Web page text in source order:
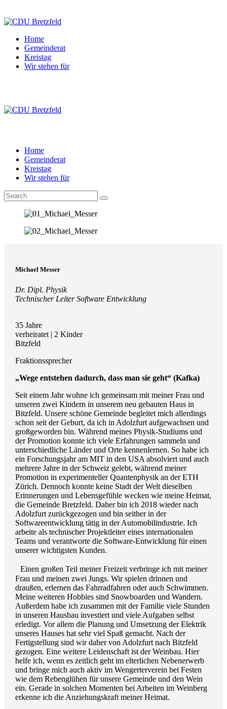
Home
Gemeinderat
Kreistag
Wir stehen für
Home
Gemeinderat
Kreistag
Wir stehen für
Michael Messer
Dr. Dipl. Physik
Technischer Leiter Software Entwicklung
35 Jahre
verheiratet | 2 Kinder
Bitzfeld
Fraktionssprecher
„Wege entstehen dadurch, dass man sie geht“ (Kafka)
Seit einem Jahr wohne ich gemeinsam mit meiner Frau und
unseren zwei Kindern in unserem neu gebauten Haus in
Bitzfeld. Unsere schöne Gemeinde begleitet mich allerdings
schon seit der Geburt, da ich in Adolzfurt aufgewachsen und
großgeworden bin. Während meines Physik-Studiums und
der Promotion konnte ich viele Erfahrungen sammeln und
unterschiedliche Länder und Orte kennenlernen. So habe ich
ein Forschungsjahr am MIT in den USA absolviert und auch
mehrere Jahre in der Schweiz gelebt, während meiner
Promotion in experimenteller Quantenphysik an der ETH
Zürich. Dennoch konnte keine Stadt der Welt dieselben
Erinnerungen und Lebensgefühle wecken wie meine Heimat,
die Gemeinde Bretzfeld. Daher bin ich 2018 wieder nach
Adolzfurt zurückgezogen und bin seither in der
Softwareentwicklung tätig in der Automobilindustrie. Ich
arbeite als technischer Projektleiter eines internationalen
Teams und verantworte die Software-Entwicklung für einen
unserer wichtigsten Kunden.
Einen großen Teil meiner Freizeit verbringe ich mit meiner
Frau und meinen zwei Jungs. Wir spielen drinnen und
draußen, erlernen das Fahrradfahren oder auch Schwimmen.
Meine weiteren Hobbies sind Snowboarden und Wandern.
Außerdem habe ich zusammen mit der Familie viele Stunden
in unseren Hausbau investiert und viele Aufgaben selbst
erledigt. Vor allem die Planung und Umsetzung der Elektrik
unseres Hauses hat sehr viel Spaß gemacht. Nach der
Fertigstellung sind wir daher von Adolzfurt nach Bitzfeld
gezogen. Eine weitere Leidenschaft ist der Weinbau. Hier
helfe ich, wenn es zeitlich geht im elterlichen Nebenerwerb
und bringe mich auch aktiv im Wengerterverein bei Festen
wie dem Rebenglühen für unsere Gemeinde und den Wein
ein. Gerade in solchen Momenten bei Arbeiten im Weinberg
erkenne ich die Anziehungskraft meiner Heimat.